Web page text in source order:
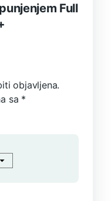
Full
objavljena.
sa *